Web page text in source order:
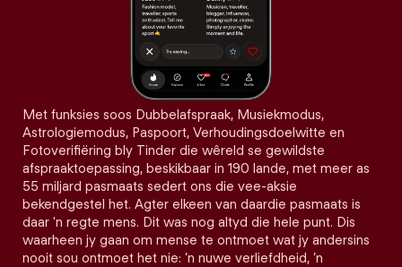
Met funksies soos Dubbelafspraak, Musiekmodus,
Astrologiemodus, Paspoort, Verhoudingsdoelwitte en
Fotoverifiëring bly Tinder die wêreld se gewildste
afspraaktoepassing, beskikbaar in 190 lande, met meer as
55 miljard pasmaats sedert ons die vee-aksie
bekendgestel het. Agter elkeen van daardie pasmaats is
daar 'n regte mens. Dit was nog altyd die hele punt. Dis
waarheen jy gaan om mense te ontmoet wat jy andersins
nooit sou ontmoet het nie: ’n nuwe verliefdheid, ’n